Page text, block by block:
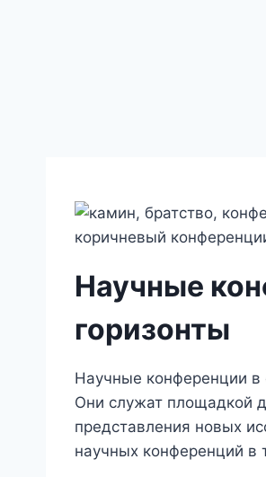
Научные
горизонты
Научные конференции в
Они служат площадкой
представления новых
научных конференций в